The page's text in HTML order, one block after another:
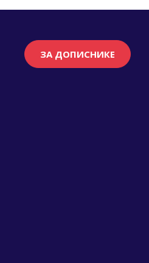
ЗА ДОПИСНИКЕ